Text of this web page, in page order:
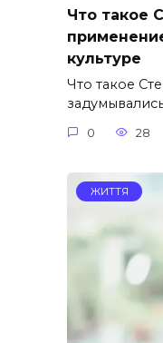
Что такое
культуре
Что такое
0 28
ЖИТТЯ